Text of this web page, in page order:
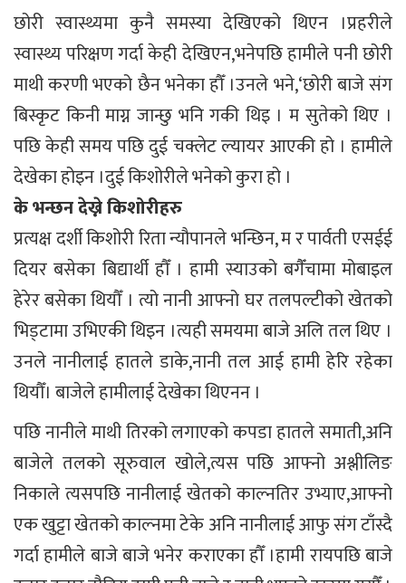
छोरी स्वास्थ्यमा कुनै समस्या देखिएको थिएन ।प्रहरीले
स्वास्थ्य परिक्षण गर्दा केही देखिएन,भनेपछि हामीले पनी छोरी
माथी करणी भएको छैन भनेका हौँ ।उनले भने,‘छोरी बाजे संग
बिस्कृट किनी माग्न जान्छु भनि गकी थिइ । म सुतेको थिए ।
पछि केही समय पछि दुई चक्लेट ल्यायर आएकी हो । हामीले
देखेका होइन ।दुई किशोरीले भनेको कुरा हो ।
के भन्छन देख्ने किशोरीहरु
प्रत्यक्ष दर्शी किशोरी रिता न्यौपानले भन्छिन, म र पार्वती एसईई
दियर बसेका बिद्यार्थी हौँ । हामी स्याउको बगैँचामा मोबाइल
हेरेर बसेका थियौँ । त्यो नानी आफ्नो घर तलपल्टीको खेतको
भिड्टामा उभिएकी थिइन ।त्यही समयमा बाजे अलि तल थिए ।
उनले नानीलाई हातले डाके,नानी तल आई हामी हेरि रहेका
थियौँ। बाजेले हामीलाई देखेका थिएनन ।
पछि नानीले माथी तिरको लगाएको कपडा हातले समाती,अनि
बाजेले तलको सूरुवाल खोले,त्यस पछि आफ्नो अश्लीलिङ
निकाले त्यसपछि नानीलाई खेतको काल्नतिर उभ्याए,आफ्नो
एक खुट्टा खेतको काल्नमा टेके अनि नानीलाई आफु संग टाँस्दै
गर्दा हामीले बाजे बाजे भनेर कराएका हौँ ।हामी रायपछि बाजे